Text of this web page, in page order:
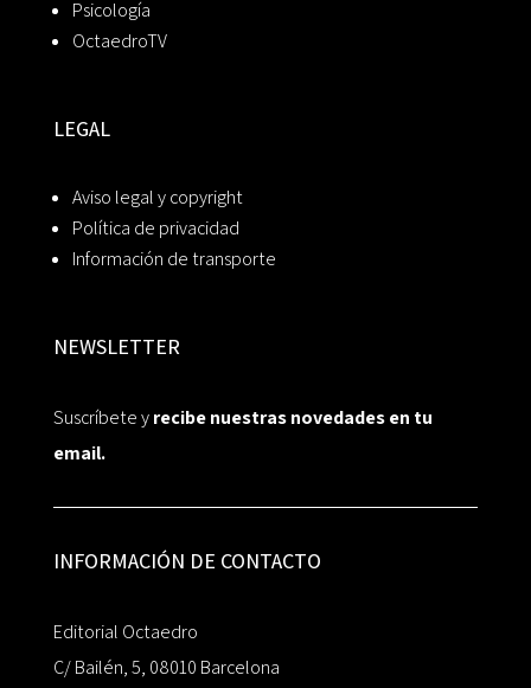
Psicología
OctaedroTV
LEGAL
Aviso legal y copyright
Política de privacidad
Información de transporte
NEWSLETTER
Suscríbete yrecibe nuestras novedades en tu
email.
INFORMACIÓN DE CONTACTO
Editorial Octaedro
C/ Bailén, 5, 08010 Barcelona